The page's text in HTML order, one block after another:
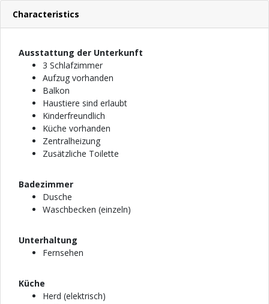
Characteristics
Ausstattung der Unterkunft
3 Schlafzimmer
Aufzug vorhanden
Balkon
Haustiere sind erlaubt
Kinderfreundlich
Küche vorhanden
Zentralheizung
Zusätzliche Toilette
Badezimmer
Dusche
Waschbecken (einzeln)
Unterhaltung
Fernsehen
Küche
Herd (elektrisch)